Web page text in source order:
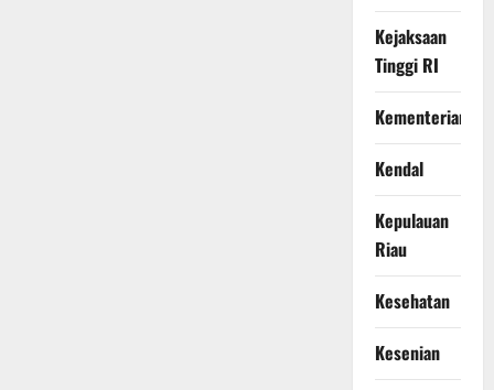
Kejaksaan
Tinggi RI
Kementerian
Kendal
Kepulauan
Riau
Kesehatan
Kesenian